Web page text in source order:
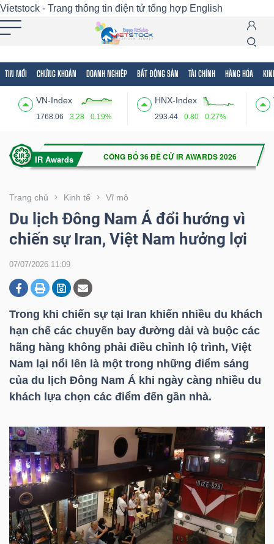
Vietstock - Trang thông tin điện tử tổng hợp English
TIN MỚI CHỨNG KHOÁN DOANH NGHIỆP BẤT ĐỘNG SẢN TÀI CHÍNH HÀNG HÓA
VN-Index
1768.06 3.28 0.19%
HNX-Index
293.44 0.80 0.27%
Trang chủ Kinh tế Vĩ mô
Du lịch Đông Nam Á đổi hướng vì
chiến sự Iran, Việt Nam hưởng lợi
07/07/2026 11:09
Trong khi chiến sự tại Iran khiến nhiều du khách
hạn chế các chuyến bay đường dài và buộc các
hãng hàng không phải điều chỉnh lộ trình, Việt
Nam lại nổi lên là một trong những điểm sáng
của du lịch Đông Nam Á khi ngày càng nhiều du
khách lựa chọn các điểm đến gần nhà.
Tất cả Tính năng Ngành Mã chứng khoán
Tính
(-)
VIETSTOCK
CHỨNG
DOANH
NGHIỆP
TÀI
CHÍNH